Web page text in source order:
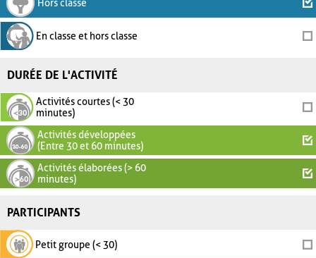
Hors classe
En classe et hors classe
DURÉE DE L'ACTIVITÉ
Activités courtes (< 30
minutes)
Activités développées
(Entre 30 et 60 minutes)
Activités élaborées (> 60
minutes)
PARTICIPANTS
Petit groupe (< 30)